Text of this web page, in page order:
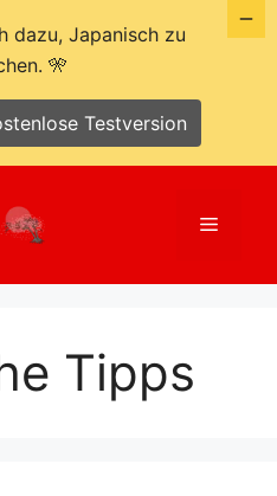
Menü
Tipps
dazu, Japanisch zu
🎌
Testversion